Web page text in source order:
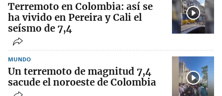
Terremoto en Colombia: así se
ha vivido en Pereira y Cali el
seísmo de 7,4
MUNDO
Un terremoto de magnitud 7,4
sacude el noroeste de Colombia